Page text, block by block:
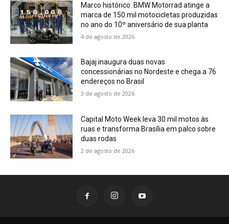
Marco histórico: BMW Motorrad atinge a
marca de 150 mil motocicletas produzidas
no ano do 10º aniversário de sua planta
4 de agosto de 2026
Bajaj inaugura duas novas
concessionárias no Nordeste e chega a 76
endereços no Brasil
3 de agosto de 2026
Capital Moto Week leva 30 mil motos às
ruas e transforma Brasília em palco sobre
duas rodas
2 de agosto de 2026